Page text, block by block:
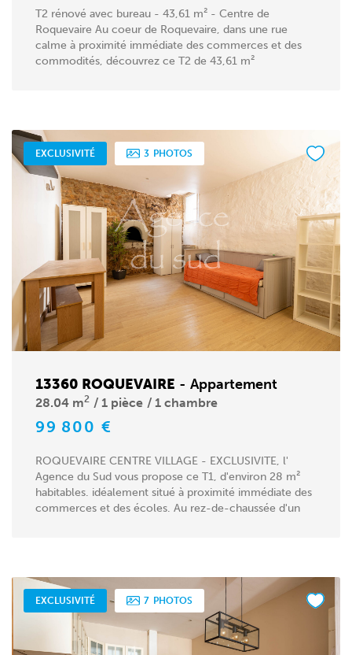
T2 rénové avec bureau - 43,61 m² - Centre de
Roquevaire Au coeur de Roquevaire, dans une rue
calme à proximité immédiate des commerces et des
commodités, découvrez ce T2 de 43,61 m²
EXCLUSIVITÉ 3 PHOTOS
13360 ROQUEVAIRE - Appartement
28.04 m2 1 pièce 1 chambre
99 800 €
ROQUEVAIRE CENTRE VILLAGE - EXCLUSIVITE, l'
Agence du Sud vous propose ce T1, d'environ 28 m²
habitables. idéalement situé à proximité immédiate des
commerces et des écoles. Au rez-de-chaussée d'un
EXCLUSIVITÉ 7 PHOTOS